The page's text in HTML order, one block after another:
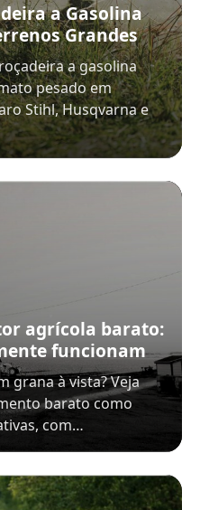
a Gasolina
Grandes
a gasolina
pesado em
Stihl, Husqvarna e
agrícola barato:
funcionam
grana à vista? Veja
barato como
com…